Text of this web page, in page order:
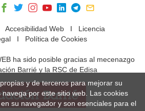
Accesibilidad WebI Licencia
I Política de Cookies
ha sido posible gracias al mecenazgo
Barrié y la RSC de Edisa
y de terceros para mejorar su
por este sitio web. Las cookies
su navegador y son esenciales para el